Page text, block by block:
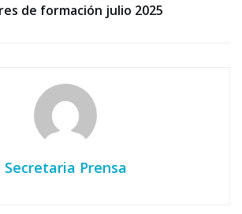
de formación julio 2025
Secretaria Prensa